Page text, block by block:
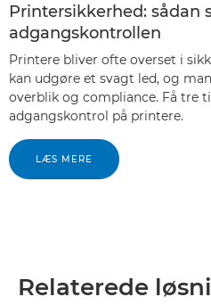
Printersikkerhed: sådan
adgangskontrollen
Printere bliver ofte overset i
kan udgøre et svagt led, og
overblik og compliance. Få tre
adgangskontrol på printere.
LÆS MERE
Relaterede